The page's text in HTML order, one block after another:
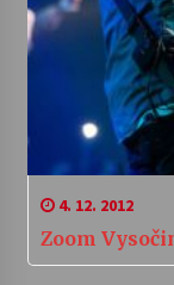
4. 12. 2012
Zoom